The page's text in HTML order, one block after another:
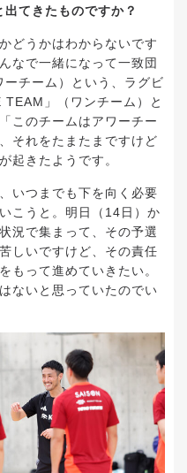
てきたものですか？
どうかはわからないです
なで一緒になって一致団
チーム）という、ラグビ
」（ワンチーム）と
このチームはアワーチー
それをたまたまですけど
起きたようです。
いつまでも下を向く必要
こうと。明日（14日）か
況で集まって、その予選
しいですけど、その責任
もって進めていきたい。
ないと思っていたのでい